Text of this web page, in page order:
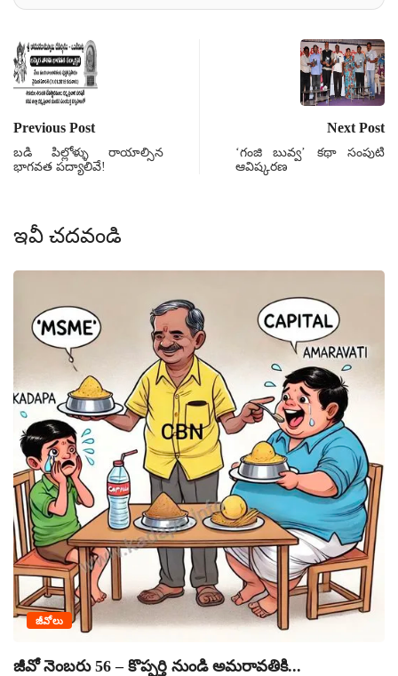
Previous Post
బడి పిల్లోళ్ళు రాయాల్సిన
భాగవత పద్యాలివే!
Next Post
‘గంజి బువ్వ’ కథా సంపుటి
ఆవిష్కరణ
ఇవీ చదవండి
జీవోలు
జీవో నెంబరు 56 – కొప్పర్తి నుండి అమరావతికి...